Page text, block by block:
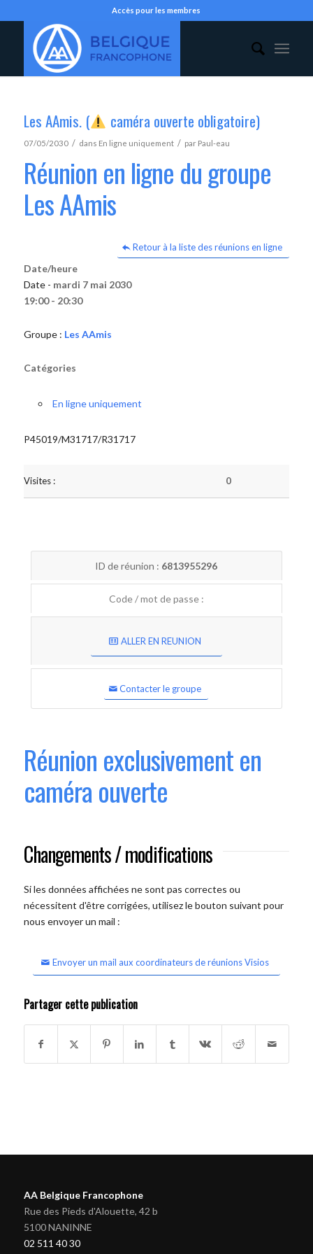
Accès pour les membres
Les AAmis. ( caméra ouverte obligatoire)
07/05/2030 / dans En ligne uniquement / par Paul-eau
Réunion en ligne du groupe
Les AAmis
Retour à la liste des réunions en ligne
Date/heure
Date - mardi 7 mai 2030
19:00 - 20:30
Groupe : Les AAmis
Catégories
En ligne uniquement
P45019/M31717/R31717
Visites : 0
ID de réunion : 6813955296
Code / mot de passe :
ALLER EN REUNION
Contacter le groupe
Réunion exclusivement en
caméra ouverte
Changements / modifications
Si les données affichées ne sont pas correctes ou
nécessitent d'être corrigées, utilisez le bouton suivant pour
nous envoyer un mail :
Envoyer un mail aux coordinateurs de réunions Visios
Partager cette publication
AA Belgique Francophone
Rue des Pieds d'Alouette, 42 b
5100 NANINNE
02 511 40 30